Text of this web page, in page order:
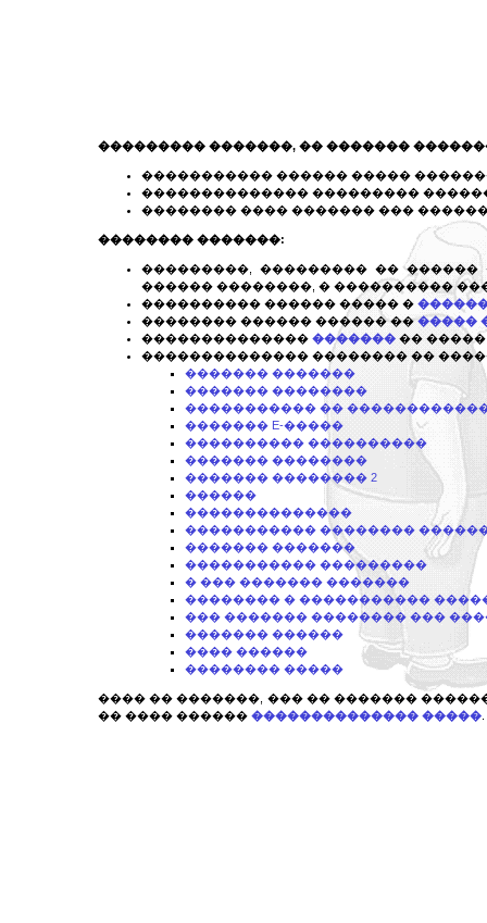
��������� �������, �� �������
����������� ������ �����
�������������� ���������
�������� ���� ������� ���
�������� �������:
���������, ��������� ��
������ ��������, � ����������
���������� ������ ����� �
�������� ������ ������ �������
�������������� ������� ��
�������������� �������� ��
������� �������
������� ��������
����������� ��
������� E-�����
���������� ����������
������� ��������
������� �������� 2
������
��������������
����������� ��������
������� �������
����������� ���������
� ��� ������� �������
�������� � �����������
��� ������� �������� ���
������� ������
���� ������
�������� �����
���� �� �������, ��� �� �������
�� ���� ������ �������������� �����